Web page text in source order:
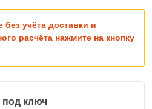
учёта доставки и
расчёта нажмите на кнопку
под ключ